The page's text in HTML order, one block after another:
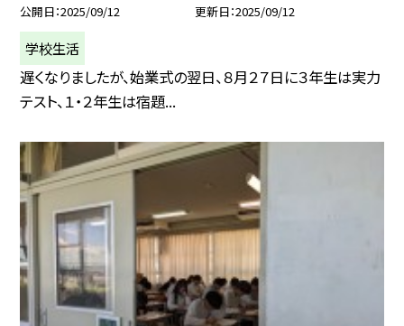
公開日 2025/09/12 更新日 2025/09/12
学校生活
遅くなりましたが、始業式の翌日、８月２７日に３年生は実力
テスト、１・２年生は宿題...